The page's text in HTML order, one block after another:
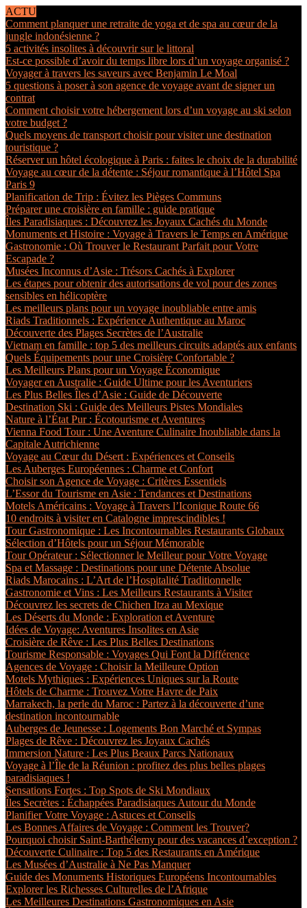
ACTU
Comment planquer une retraite de yoga et de spa au cœur de la
jungle indonésienne ?
5 activités insolites à découvrir sur le littoral
Est-ce possible d’avoir du temps libre lors d’un voyage organisé ?
Voyager à travers les saveurs avec Benjamin Le Moal
5 questions à poser à son agence de voyage avant de signer un
contrat
Comment choisir votre hébergement lors d’un voyage au ski selon
votre budget ?
Quels moyens de transport choisir pour visiter une destination
touristique ?
Réserver un hôtel écologique à Paris : faites le choix de la durabilité
Voyage au cœur de la détente : Séjour romantique à l’Hôtel Spa
Paris 9
Planification de Trip : Évitez les Pièges Communs
Préparer une croisière en famille : guide pratique
Îles Paradisiaques : Découvrez les Joyaux Cachés du Monde
Monuments et Histoire : Voyage à Travers le Temps en Amérique
Gastronomie : Où Trouver le Restaurant Parfait pour Votre
Escapade ?
Musées Inconnus d’Asie : Trésors Cachés à Explorer
Les étapes pour obtenir des autorisations de vol pour des zones
sensibles en hélicoptère
Les meilleurs plans pour un voyage inoubliable entre amis
Riads Traditionnels : Expérience Authentique au Maroc
Découverte des Plages Secrètes de l’Australie
Vietnam en famille : top 5 des meilleurs circuits adaptés aux enfants
Quels Équipements pour une Croisière Confortable ?
Les Meilleurs Plans pour un Voyage Économique
Voyager en Australie : Guide Ultime pour les Aventuriers
Les Plus Belles Îles d’Asie : Guide de Découverte
Destination Ski : Guide des Meilleurs Pistes Mondiales
Nature à l’État Pur : Écotourisme et Aventures
Vienna Food Tour : Une Aventure Culinaire Inoubliable dans la
Capitale Autrichienne
Voyage au Cœur du Désert : Expériences et Conseils
Les Auberges Européennes : Charme et Confort
Choisir son Agence de Voyage : Critères Essentiels
L’Essor du Tourisme en Asie : Tendances et Destinations
Motels Américains : Voyage à Travers l’Iconique Route 66
10 endroits à visiter en Catalogne imprescindibles !
Tour Gastronomique : Les Incontournables Restaurants Globaux
Sélection d’Hôtels pour un Séjour Mémorable
Tour Opérateur : Sélectionner le Meilleur pour Votre Voyage
Spa et Massage : Destinations pour une Détente Absolue
Riads Marocains : L’Art de l’Hospitalité Traditionnelle
Gastronomie et Vins : Les Meilleurs Restaurants à Visiter
Découvrez les secrets de Chichen Itza au Mexique
Les Déserts du Monde : Exploration et Aventure
Idées de Voyage: Aventures Insolites en Asie
Croisière de Rêve : Les Plus Belles Destinations
Tourisme Responsable : Voyages Qui Font la Différence
Agences de Voyage : Choisir la Meilleure Option
Motels Mythiques : Expériences Uniques sur la Route
Hôtels de Charme : Trouvez Votre Havre de Paix
Marrakech, la perle du Maroc : Partez à la découverte d’une
destination incontournable
Auberges de Jeunesse : Logements Bon Marché et Sympas
Plages de Rêve : Découvrez les Joyaux Cachés
Immersion Nature : Les Plus Beaux Parcs Nationaux
Voyage à l’Île de la Réunion : profitez des plus belles plages
paradisiaques !
Sensations Fortes : Top Spots de Ski Mondiaux
Îles Secrètes : Échappées Paradisiaques Autour du Monde
Planifier Votre Voyage : Astuces et Conseils
Les Bonnes Affaires de Voyage : Comment les Trouver?
Pourquoi choisir Saint-Barthélemy pour des vacances d’exception ?
Découverte Culinaire : Top 5 des Restaurants en Amérique
Les Musées d’Australie à Ne Pas Manquer
Guide des Monuments Historiques Européens Incontournables
Explorer les Richesses Culturelles de l’Afrique
Les Meilleures Destinations Gastronomiques en Asie